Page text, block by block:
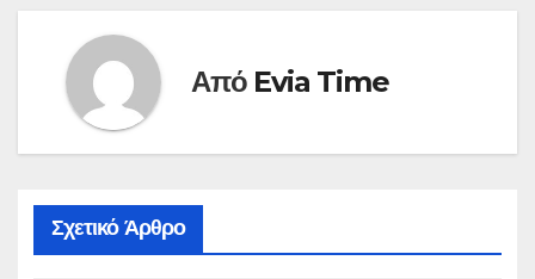
Από Evia Time
Σχετικό Άρθρο